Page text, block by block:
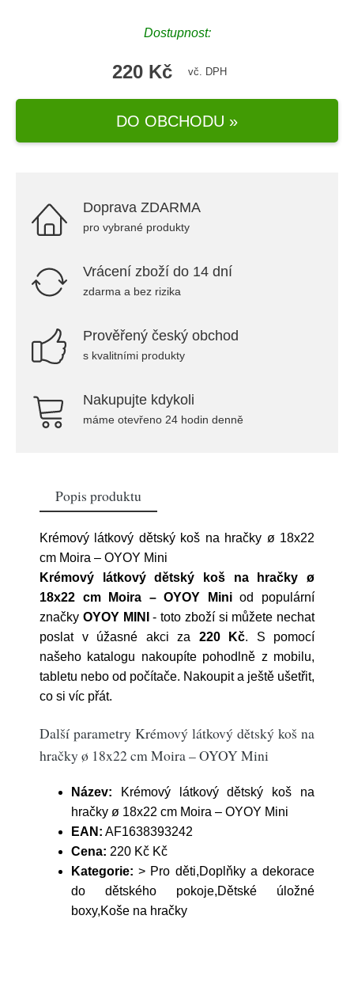
Dostupnost:
220 Kč vč. DPH
DO OBCHODU »
Doprava ZDARMA
pro vybrané produkty
Vrácení zboží do 14 dní
zdarma a bez rizika
Prověřený český obchod
s kvalitními produkty
Nakupujte kdykoli
máme otevřeno 24 hodin denně
Popis produktu
Krémový látkový dětský koš na hračky ø 18x22
cm Moira – OYOY Mini
Krémový látkový dětský koš na hračky ø
18x22 cm Moira – OYOY Miniod populární
značky OYOY MINI
- toto zboží si můžete nechat
poslat v úžasné akci za 220 Kč. S pomocí
našeho katalogu nakoupíte pohodlně z mobilu,
tabletu nebo od počítače. Nakoupit a ještě ušetřit,
co si víc přát.
Další parametry Krémový látkový dětský koš na
hračky ø 18x22 cm Moira – OYOY Mini
Název: Krémový látkový dětský koš na
hračky ø 18x22 cm Moira – OYOY Mini
EAN: AF1638393242
Cena: 220 Kč Kč
Kategorie: > Pro děti,Doplňky a dekorace
do dětského pokoje,Dětské úložné
boxy,Koše na hračky